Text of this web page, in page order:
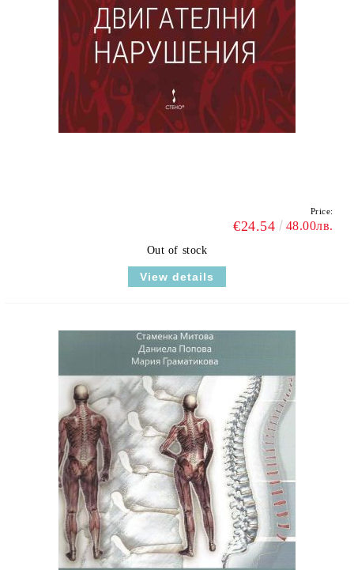
Price:
€24.54 48.00лв.
Out of stock
View details